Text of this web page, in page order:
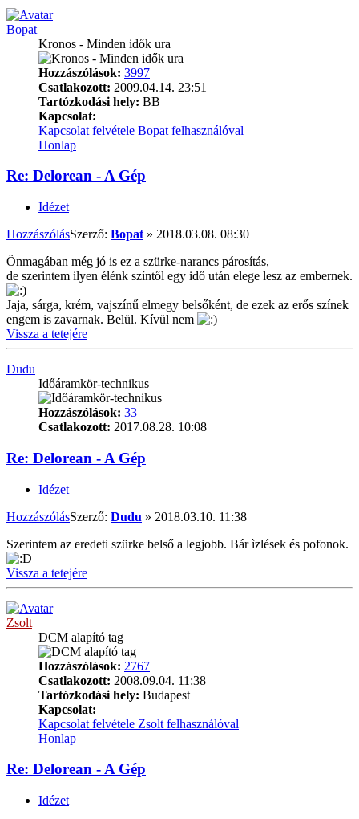
Bopat
Kronos - Minden idők ura
Hozzászólások: 3997
Csatlakozott: 2009.04.14. 23:51
Tartózkodási hely: BB
Kapcsolat:
Kapcsolat felvétele Bopat felhasználóval
Honlap
Re: Delorean - A Gép
Idézet
HozzászólásSzerző: Bopat » 2018.03.08. 08:30
Önmagában még jó is ez a szürke-narancs párosítás,
de szerintem ilyen élénk színtől egy idő után elege lesz az embernek.
Jaja, sárga, krém, vajszínű elmegy belsőként, de ezek az erős színek
engem is zavarnak. Belül. Kívül nem
Vissza a tetejére
Dudu
Időáramkör-technikus
Hozzászólások: 33
Csatlakozott: 2017.08.28. 10:08
Re: Delorean - A Gép
Idézet
HozzászólásSzerző: Dudu » 2018.03.10. 11:38
Szerintem az eredeti szürke belső a legjobb. Bár ìzlések és pofonok.
Vissza a tetejére
Zsolt
DCM alapító tag
Hozzászólások: 2767
Csatlakozott: 2008.09.04. 11:38
Tartózkodási hely: Budapest
Kapcsolat:
Kapcsolat felvétele Zsolt felhasználóval
Honlap
Re: Delorean - A Gép
Idézet